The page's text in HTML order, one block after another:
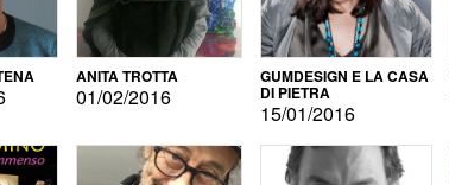
ANITA TROTTA
01/02/2016
GUMDESIGN E LA CASA
DI PIETRA
15/01/2016